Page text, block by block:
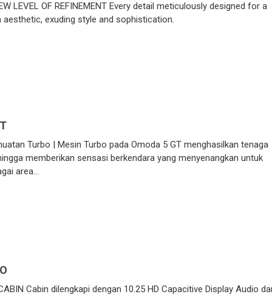
LEVEL OF REFINEMENT Every detail meticulously designed for a
aesthetic, exuding style and sophistication.
Turbo | Mesin Turbo pada Omoda 5 GT menghasilkan tenaga
memberikan sensasi berkendara yang menyenangkan untuk
area…
Cabin dilengkapi dengan 10.25 HD Capacitive Display Audio